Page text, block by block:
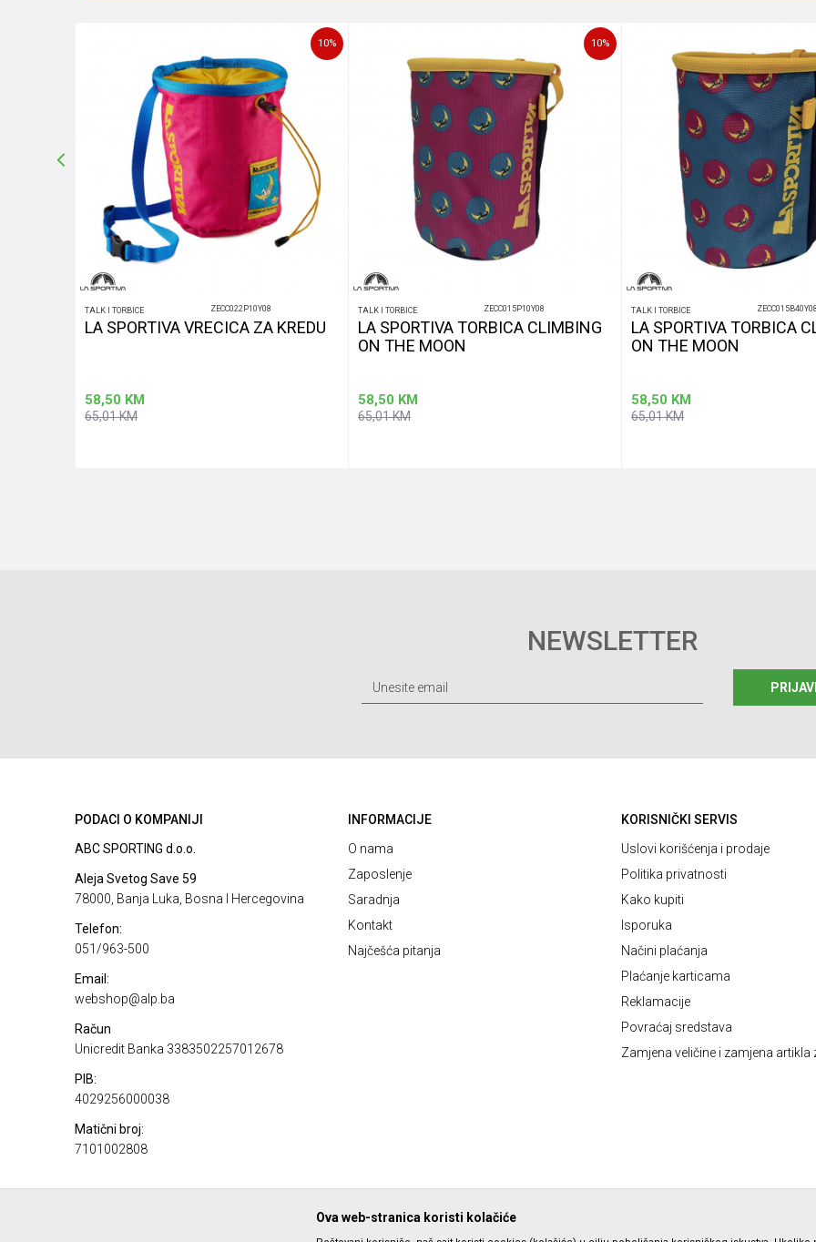
POŠALJI
10%
TALK I TORBICE ZECC022P10Y08
LA SPORTIVA VRECICA ZA KREDU
58,50 KM
65,01KM
10%
TALK I TORBICE ZECC015P10Y08
LA SPORTIVA TORBICA CLIMBING
ON THE MOON
58,50 KM
65,01KM
TALK I TORBICE ZECC015B40Y08
LA SPORTIVA TORBICA
ON THE MOON
58,50 KM
65,01KM
NEWSLETTER
PODACI O KOMPANIJI
ABC SPORTING d.o.o.
Aleja Svetog Save 59
78000, Banja Luka, Bosna I Hercegovina
Telefon:
051/963-500
Email:
webshop@alp.ba
Račun
Unicredit Banka 3383502257012678
PIB:
4029256000038
Matični broj:
7101002808
INFORMACIJE
O nama
Zaposlenje
Saradnja
Kontakt
Najčešća pitanja
KORISNIČKI SERVIS
Uslovi korišćenja i prodaje
Politika privatnosti
Kako kupiti
Isporuka
Načini plaćanja
Plaćanje karticama
Reklamacije
Povraćaj sredstava
Zamjena veličine i zamjena artikla
Ova web-stranica koristi kolačiće